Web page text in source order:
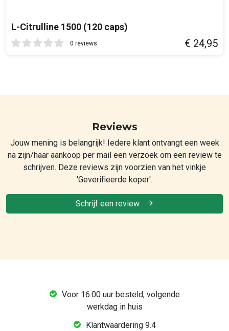
L-Citrulline 1500 (120 caps)
0 reviews € 24,95
Reviews
Jouw mening is belangrijk! Iedere klant ontvangt een week
na zijn/haar aankoop per mail een verzoek om een review te
schrijven. Deze reviews zijn voorzien van het vinkje
'Geverifieerde koper'.
Schrijf een review
Voor 16.00 uur besteld, volgende
werkdag in huis
Klantwaardering 9.4